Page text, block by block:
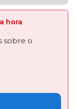
hora
sobre o